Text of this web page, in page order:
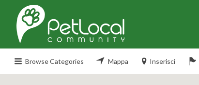
Search
for:
Browse Categories Mappa Inserisci